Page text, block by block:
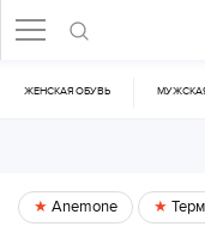
ЖЕНСКАЯ ОБУВЬ
Anemone